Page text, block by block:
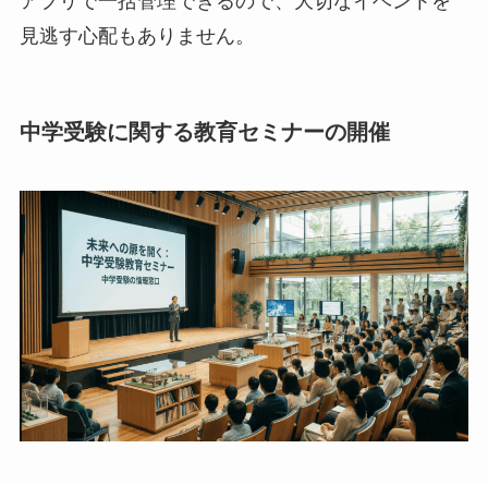
見逃す心配もありません。
中学受験に関する教育セミナーの開催